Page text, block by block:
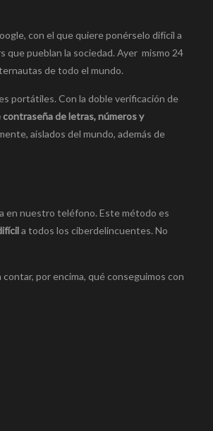
con el que quiere ponérselo difícil a
pueblan la sociedad. Ayer mismo 24
de todo el mundo.
portátiles. Con la doble verificación de
contraseña de letras, números y
aislados del mundo, además de
en nuestro teléfono. Este método es
a todos los ciberdelincuentes. No
por encima, qué conseguimos con